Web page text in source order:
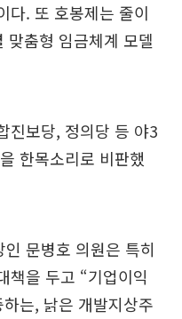
다. 또 호봉제는 줄이
맞춤형 임금체계 모델
진보당, 정의당 등 야3
한목소리로 비판했
문병호 의원은 특히
책을 두고 “기업이익
는, 낡은 개발지상주